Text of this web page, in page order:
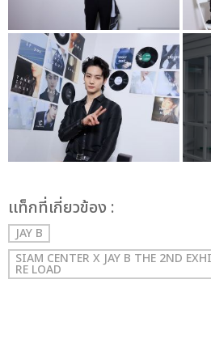
เเท็กที่เกี่ยวข้อง :
JAY B
SIAM CENTER X JAY B THE 2ND
RE LOAD